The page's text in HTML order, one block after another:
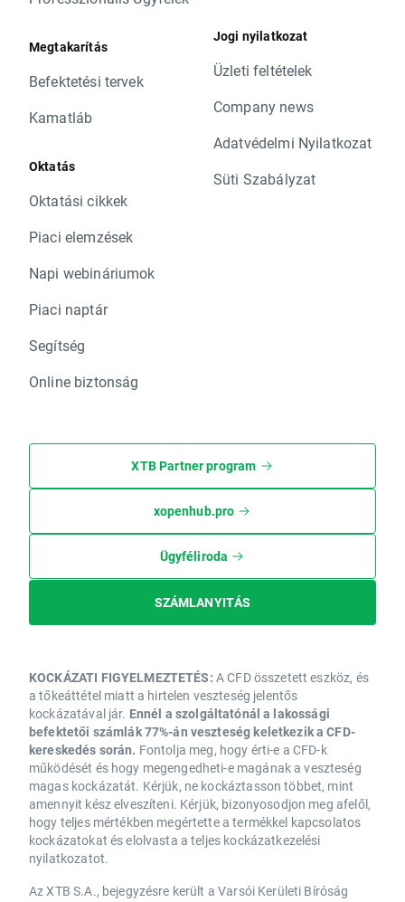
Megtakarítás
Befektetési tervek
Kamatláb
Oktatás
Oktatási cikkek
Piaci elemzések
Napi webináriumok
Piaci naptár
Segítség
Online biztonság
Jogi nyilatkozat
Üzleti feltételek
Company news
Adatvédelmi Nyilatkozat
Süti Szabályzat
XTB Partner program
xopenhub.pro
Ügyféliroda
SZÁMLANYITÁS
KOCKÁZATI FIGYELMEZTETÉS: A CFD összetett eszköz, és
a tőkeáttétel miatt a hirtelen veszteség jelentős
kockázatával jár. Ennél a szolgáltatónál a lakossági
befektetői számlák 77%-án veszteség keletkezik a CFD-
kereskedés során. Fontolja meg, hogy érti-e a CFD-k
működését és hogy megengedheti-e magának a veszteség
magas kockázatát. Kérjük, ne kockáztasson többet, mint
amennyit kész elveszíteni. Kérjük, bizonyosodjon meg afelől,
hogy teljes mértékben megértette a termékkel kapcsolatos
kockázatokat és elolvasta a teljes kockázatkezelési
nyilatkozatot.
Az XTB S.A., bejegyzésre került a Varsói Kerületi Bíróság